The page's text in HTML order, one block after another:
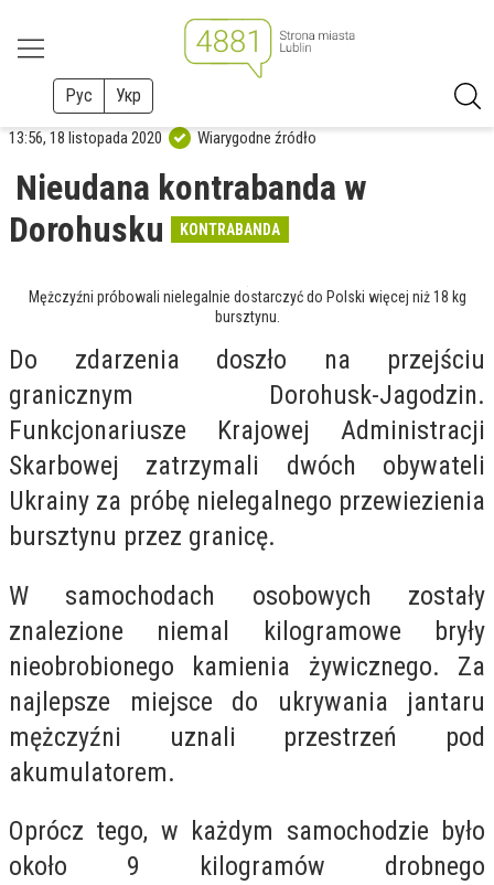
Рус Укр
13:56, 18 listopada 2020 Wiarygodne źródło
Nieudana kontrabanda w
Dorohusku
KONTRABANDA
Mężczyźni próbowali nielegalnie dostarczyć do Polski więcej niż 18 kg
bursztynu.
Do zdarzenia doszło na przejściu
granicznym Dorohusk-Jagodzin.
Funkcjonariusze Krajowej Administracji
Skarbowej zatrzymali dwóch obywateli
Ukrainy za próbę nielegalnego przewiezienia
bursztynu przez granicę.
W samochodach osobowych zostały
znalezione niemal kilogramowe bryły
nieobrobionego kamienia żywicznego. Za
najlepsze miejsce do ukrywania jantaru
mężczyźni uznali przestrzeń pod
akumulatorem.
Oprócz tego, w każdym samochodzie było
około 9 kilogramów drobnego